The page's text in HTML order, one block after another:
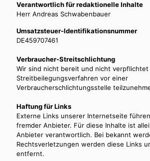
Verantwortlich für redaktionelle Inhalte
Herr Andreas Schwabenbauer
Umsatzsteuer-Identifikationsnummer
DE459707461
Verbraucher-Streitschlichtung
Wir sind nicht bereit und nicht verpflichtet
Streitbeilegungsverfahren vor einer
Verbraucherschlichtungsstelle
Haftung für Links
Externe Links unserer Internetseite
fremder Anbieter. Für diese Inhalte ist
Anbieter verantwortlich. Bei bekannt
Rechtsverletzungen werden diese Links
entfernt.